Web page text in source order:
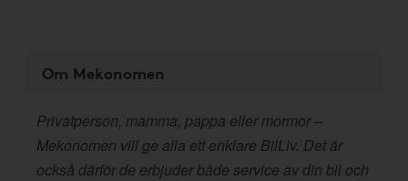
Om Mekonomen
Privatperson, mamma, pappa eller mormor –
Mekonomen vill ge alla ett enklare BilLiv. Det är
också därför de erbjuder både service av din bil och